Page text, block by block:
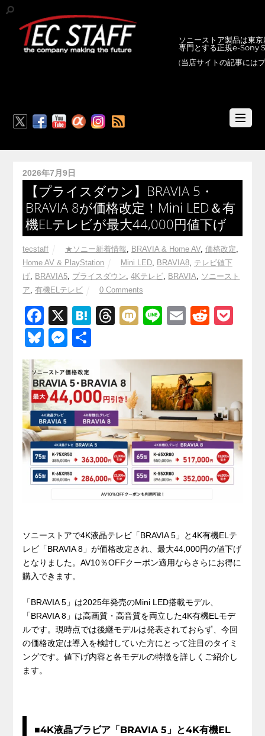
ソニーストア製品は東
専門とする正規e-Sony
(当店サイトの記事には
2026年7月9日
【プライスダウン】BRAVIA 5・
BRAVIA 8が価格改定！Mini LED＆有
機ELテレビが最大44,000円値下げ
tecstaff ★ソニー新着情報, BRAVIA & Home AV, 価格改定,
Home AV & PlayStation
Mini LED, BRAVIA8, テレビ値下
げ, BRAVIA5, プライスダウン,4Kテレビ, BRAVIA, ソニースト
ア,有機ELテレビ 0 Comments
F
a
c
e
b
o
o
k
X
H
a
T
e
d
s
M
Li
e
E
ail
R
d
di
t
ck
Bl
u
e
sk
y
M
ss
e
n
g
er
ソニーストアで4K液晶テレビ「BRAVIA 5」と4K有機ELテ
レビ「BRAVIA 8」が価格改定され、最大44,000円の値下げ
となりました。AV10％OFFクーポン適用ならさらにお得に
購入できます。
「BRAVIA 5」は2025年発売のMini LED搭載モデル、
「BRAVIA 8」は高画質・高音質を両立した4K有機ELモデ
ルです。現時点では後継モデルは発表されておらず、今回
の価格改定は導入を検討していた方にとって注目のタイミ
ングです。値下げ内容と各モデルの特徴を詳しくご紹介し
ます。
■4K液晶ブラビア「BRAVIA 5」と4K有機EL